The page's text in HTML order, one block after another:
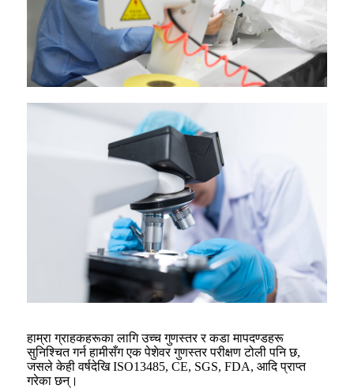
हाम्रा ग्राहकहरूका लागि उच्च गुणस्तर र कडा मापदण्डहरू
सुनिश्चित गर्न हामीसँग एक पेशेवर गुणस्तर परीक्षण टोली पनि छ,
जसले केही वर्षदेखि ISO13485, CE, SGS, FDA, आदि प्राप्त
गरेका छन्।